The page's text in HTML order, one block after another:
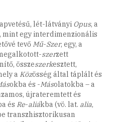
lét-látványi Opus, a
mint egy interdimenzionális
tevő Mű-Szer, egy, a
szerzett
összeszerkesztett,
a Közösség által táplált és
okba és -Másolatokba – a
újrateremtett és
és Re-aliákba (vö. lat. alia,
transzhisztorikusan